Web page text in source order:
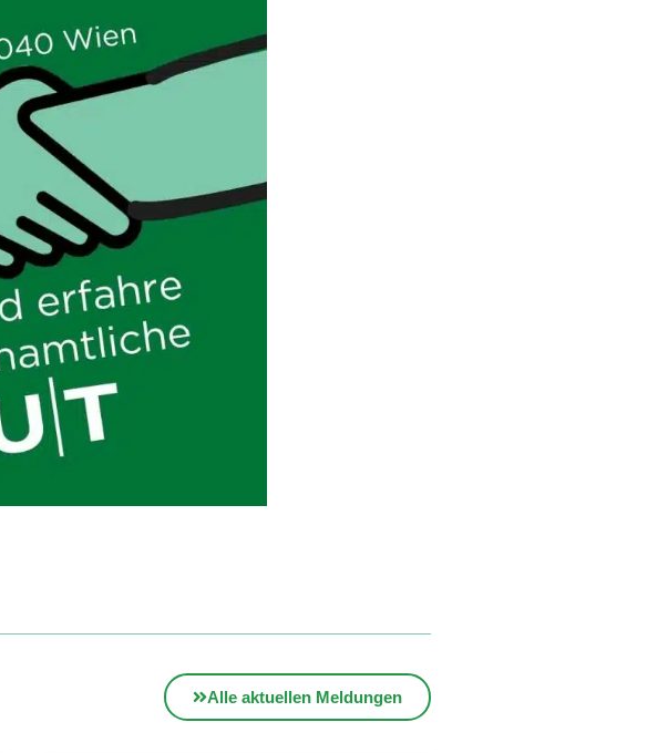
Alle aktuellen Meldungen